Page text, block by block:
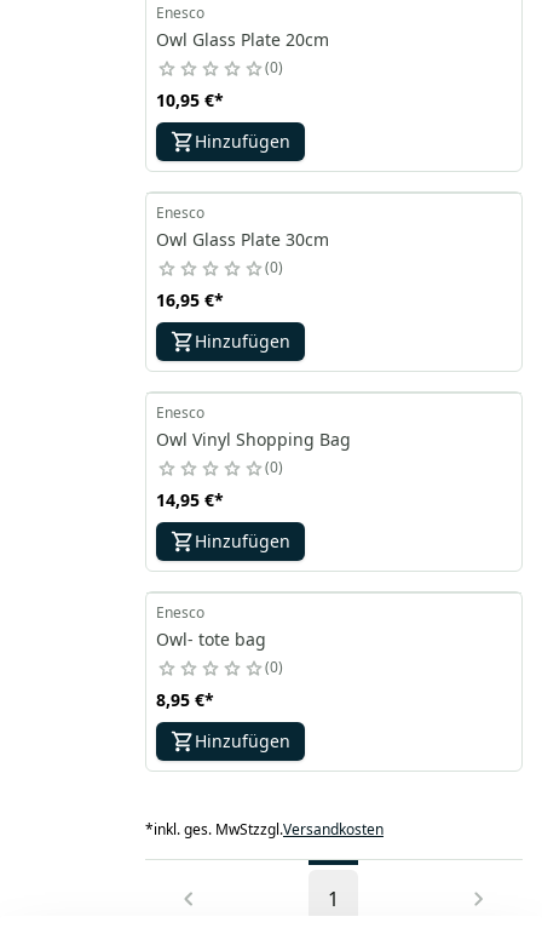
Enesco
Owl Glass Plate 20cm
0
10,95 €*
Hinzufügen
Enesco
Owl Glass Plate 30cm
0
16,95 €*
Hinzufügen
Enesco
Owl Vinyl Shopping Bag
0
14,95 €*
Hinzufügen
Enesco
Owl- tote bag
0
8,95 €*
Hinzufügen
*inkl. ges. MwStzzgl.Versandkosten
1